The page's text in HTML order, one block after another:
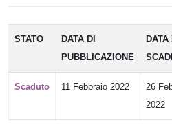
STATO
DATA DI
PUBBLICAZIONE
DATA
Scaduto 11 Febbraio 2022
26
2022